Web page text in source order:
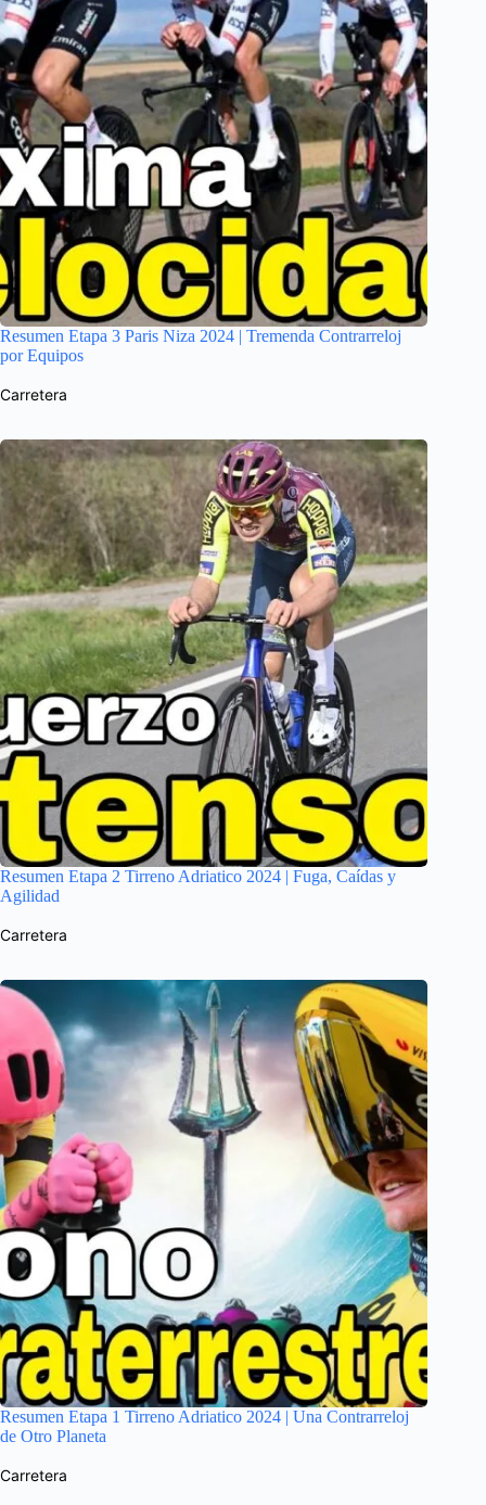
Resumen Etapa 3 Paris Niza 2024 | Tremenda Contrarreloj
por Equipos
Carretera
Resumen Etapa 2 Tirreno Adriatico 2024 | Fuga, Caídas y
Agilidad
Carretera
Resumen Etapa 1 Tirreno Adriatico 2024 | Una Contrarreloj
de Otro Planeta
Carretera